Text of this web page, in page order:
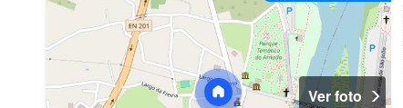
Ver foto